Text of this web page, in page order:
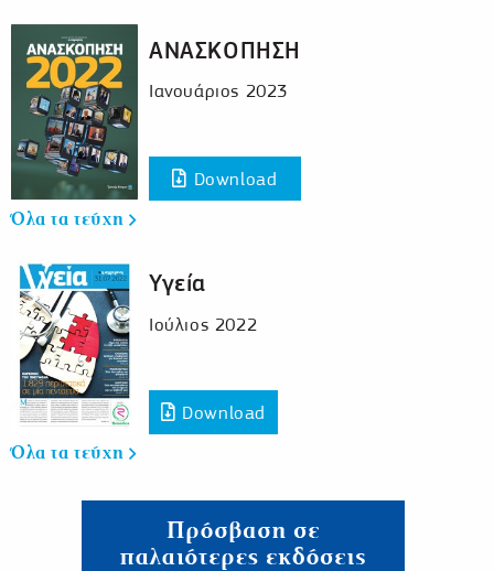
ΑΝΑΣΚΟΠΗΣΗ
Ιανουάριος 2023
Download
Όλα τα τεύχη
Υγεία
Ιούλιος 2022
Download
Όλα τα τεύχη